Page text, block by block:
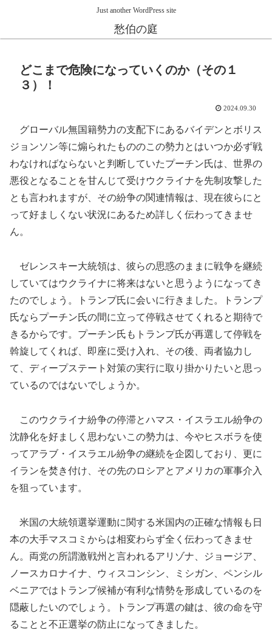
Just another WordPress site
愁伯の庭
どこまで危険になっていくのか（その１
３）！
2024.09.30
グローバル無国籍勢力の支配下にあるバイデンとボリス
ジョンソン等に煽られたもののこの勢力とはいつか必ず戦
わなければならないと判断していたプーチン氏は、世界の
悪役となることを甘んじて受けウクライナを先制攻撃した
とも言われますが、その紛争の関連情報は、現在彼らにと
って好ましくない状況にあるため詳しく伝わってきませ
ん。
ゼレンスキー大統領は、彼らの思惑のままに戦争を継続
していてはウクライナに将来はないと思うようになってき
たのでしょう。トランプ氏に会いに行きました。トランプ
氏ならプーチン氏の間に立って停戦させてくれると期待で
きるからです。プーチン氏もトランプ氏が再選して停戦を
斡旋してくれば、即座に受け入れ、その後、両者協力し
て、ディープステート対策の実行に取り掛かりたいと思っ
ているのではないでしょうか。
このウクライナ紛争の停滞とハマス・イスラエル紛争の
沈静化を好ましく思わないこの勢力は、今やヒスボラを使
ってアラブ・イスラエル紛争の継続を企図しており、更に
イランを焚き付け、その先のロシアとアメリカの軍事介入
を狙っています。
米国の大統領選挙運動に関する米国内の正確な情報も日
本の大手マスコミからは相変わらず全く伝わってきませ
ん。両党の所謂激戦州と言われるアリゾナ、ジョージア、
ノースカロナイナ、ウィスコンシン、ミシガン、ペンシル
ベニアではトランプ候補が有利な情勢を形成しているのを
隠蔽したいのでしょう。トランプ再選の鍵は、彼の命を守
ることと不正選挙の防止になってきました。